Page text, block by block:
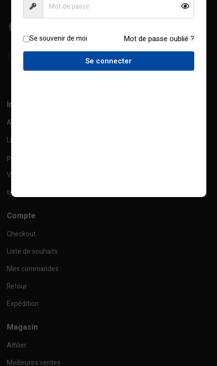
Treichville, Rue de l'Industrie, Abidjan, C.I
Information
A propos de nous
Livraison Information
politique de confidentialité
Ventes
termes et conditions
Compte
Checkout
Liste de souhaits
Mes commandes
Retour
Expédition
Magasin
Affilier
Meilleures ventes
Se souvenir de moi Mot de passe oublié ?
Se connecter